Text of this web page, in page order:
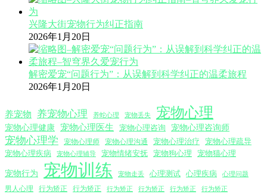
兴隆大街宠物行为纠正指南
2026年1月20日
解密爱宠“问题行为”：从误解到科学纠正的温柔旅程
2026年1月20日
养宠物 养宠物心理 养蛇心理 宠物丢失 宠物心理
宠物心理健康 宠物心理医生 宠物心理咨询 宠物心理咨询师
宠物心理学 宠物心理师 宠物心理沟通 宠物心理治疗
宠物心理疏导
宠物心理疾病
宠物心理辅导 宠物情绪安抚 宠物狗心理 宠物猫心理
宠物行为 宠物训练 宠物走丢 心理测试 心理疾病 心理问题
男人心理 行为矫正 行为矫正 行为矫正 行为矫正 行为矫正 行为矫正